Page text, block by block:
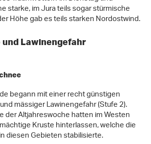
starke, im Jura teils sogar stürmische
Höhe gab es teils starken Nordostwind.
und Lawinengefahr
begann mit einer recht günstigen
mässiger Lawinengefahr (Stufe 2).
der Altjahreswoche hatten im Westen
Kruste hinterlassen, welche die
diesen Gebieten stabilisierte.